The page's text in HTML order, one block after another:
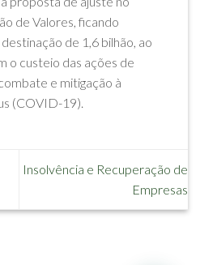
de Valores, ficando
de 1,6 bilhão, ao
o custeio das ações de
e mitigação à
(COVID-19).
Insolvência e Recuperação de
Empresas